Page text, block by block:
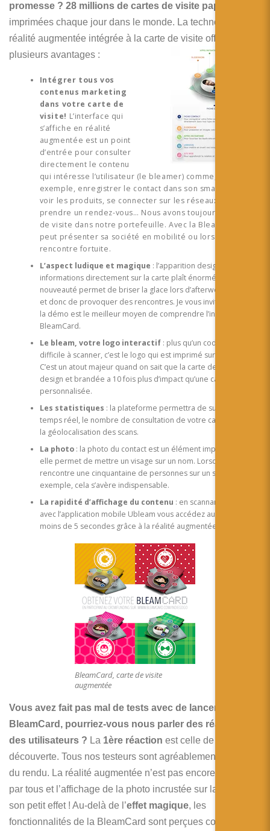
promesse ? 28 millions de cartes de visite papiers
imprimées chaque jour dans le monde. La technologie de
réalité augmentée intégrée à la carte de visite offre
plusieurs avantages :
Intégrer tous vos
contenus marketing
dans votre carte de
visite! L’interface qui
s’affiche en réalité
augmentée est un point
d’entrée pour consulter
directement le contenu
qui intéresse l’utilisateur (le bleamer) comme, par
exemple, enregistrer le contact dans son smartphone,
voir les produits, se connecter sur les réseaux sociaux,
prendre un rendez-vous… Nous avons toujours une carte
de visite dans notre portefeuille. Avec la BleamCard on
peut présenter sa société en mobilité ou lors de
rencontre fortuite.
L’aspect ludique et magique : l’apparition design des
informations directement sur la carte plaît énormément. La
nouveauté permet de briser la glace lors d’afterwork ou autres
et donc de provoquer des rencontres. Je vous invite à tester :
la démo est le meilleur moyen de comprendre l’intérêt de la
BleamCard.
Le bleam, votre logo interactif: plus qu’un code barre
difficile à scanner, c’est le logo qui est imprimé sur la carte.
C’est un atout majeur quand on sait que la carte de visite
design et brandée a 10 fois plus d’impact qu’une carte non
personnalisée.
Les statistiques : la plateforme permettra de suivre, en
temps réel, le nombre de consultation de votre carte ainsi que
la géolocalisation des scans.
La photo: la photo du contact est un élément important car
elle permet de mettre un visage sur un nom. Lorsqu’on
rencontre une cinquantaine de personnes sur un salon, par
exemple, cela s’avère indispensable.
La rapidité d’affichage du contenu : en scannant le bleam
avec l’application mobile Ubleam vous accédez au contenu en
moins de 5 secondes grâce à la réalité augmentée.
BleamCard, carte de visite
augmentée
Vous avez fait pas mal de tests avec de lancer la
BleamCard, pourriez-vous nous parler des réactions
des utilisateurs ? La 1ère réaction est celle de la
découverte. Tous nos testeurs sont agréablement surpris
du rendu. La réalité augmentée n’est pas encore connue
par tous et l’affichage de la photo incrustée sur la carte fait
son petit effet ! Au-delà de l’effet magique, les
fonctionnalités de la BleamCard sont perçues comme